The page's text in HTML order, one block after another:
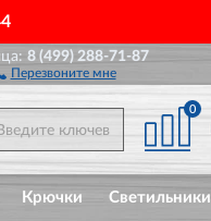
8 (499) 288-71-87
Перезвоните мне
0
Крючки Светильники